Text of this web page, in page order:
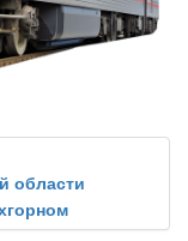
области